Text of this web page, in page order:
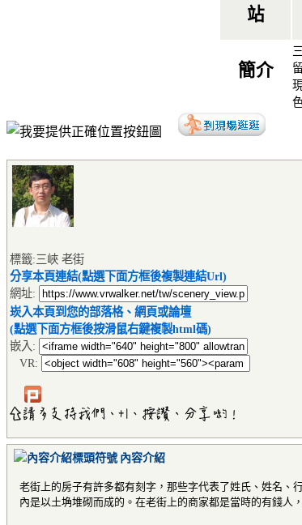
站
簡介
標籤:三峽 老街
分享本頁連結(點選下面方框後複製連結Url)
網址:
崁入本頁到您的部落格、網頁或論壇
(點選下面方框後按滑鼠右鍵複製html碼)
嵌入:
VR:
內容介紹
老街上的房子有許多都有刻字，那些字代表了姓氏、姓名、
內是以土埆堆砌而成的。在老街上的商家都是當時的有錢人